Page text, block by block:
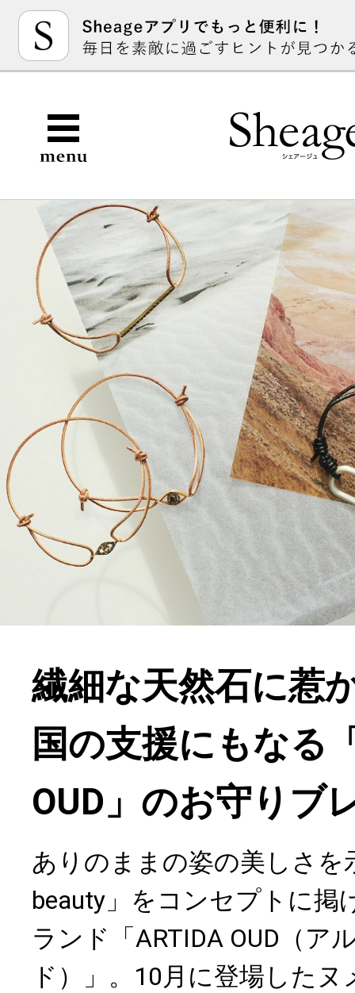
繊細な天然石に惹
国の支援にもなる
OUD」のお守りブ
ありのままの姿の美しさを
beauty」をコンセプトに掲
ランド「ARTIDA OUD（ア
ド）」。10月に登場した